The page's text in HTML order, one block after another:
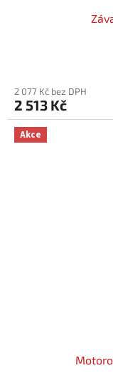
2 077 Kč bez DPH
2 513 Kč
Akce